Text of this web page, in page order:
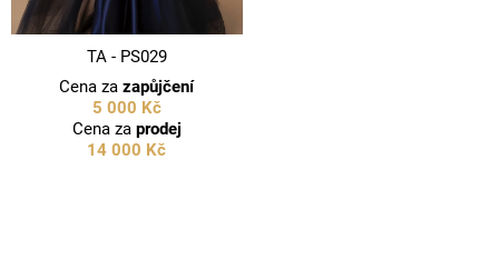
TA - PS029
Cena zazapůjčení
5 000 Kč
Cena za prodej
14 000 Kč